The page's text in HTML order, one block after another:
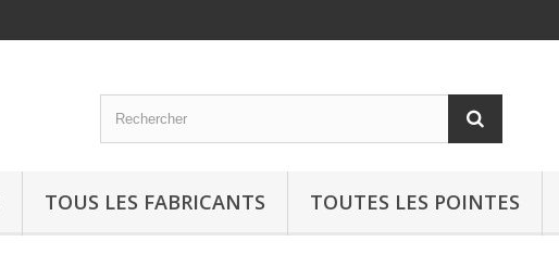
TOUS LES FABRICANTS TOUTES LES POINTES